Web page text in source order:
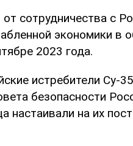
сотрудничества с
экономики в
2023 года.
истребители Су-
безопасности
настаивали на их